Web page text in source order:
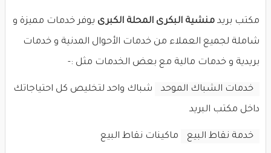
مكتب بريد منشية البكرى المحلة الكبرى يوفر خدمات مميزة و
شاملة لجميع العملاء من خدمات الأحوال المدنية و خدمات
بريدية و خدمات مالية مع بعض الخدمات مثل :-
خدمات الشباك الموحد
شباك واحد لتخليص كل احتياجاتك
داخل مكتب البريد
خدمة نقاط البيع ماكينات نقاط البيع